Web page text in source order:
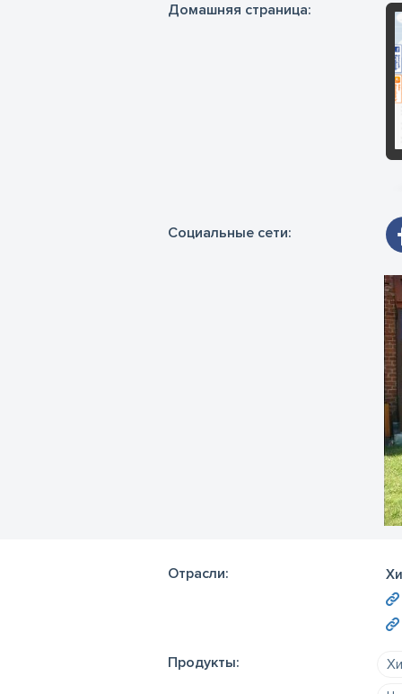
Домашняя страница:
Социальные сети:
Отрасли:
Продукты: